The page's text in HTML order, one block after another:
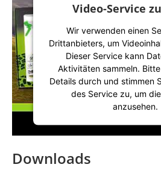
Video-Service
Wir verwenden einen
Drittanbieters, um
Dieser Service kann
Aktivitäten sammeln.
Details durch und stimmen
des Service zu, um
anzusehen.
Downloads